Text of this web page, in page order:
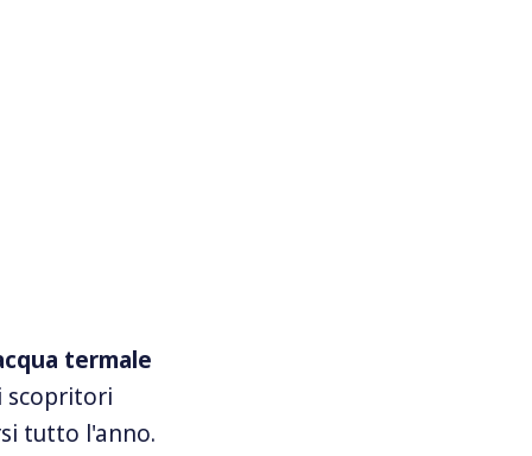
termale
scopritori
tutto l'anno.